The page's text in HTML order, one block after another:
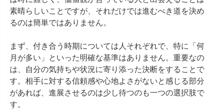
素晴らしいことですが、それだけでは進むべき道を決め
るのは簡単ではありません。
まず、付き合う時期については人それぞれで、特に「何
月が多い」といった明確な基準はありません。重要なの
は、自分の気持ちや状況に寄り添った決断をすることで
す。相手に対する信頼感や心地よさがないと感じる部分
があれば、進展させるのは少し待つのも一つの選択肢で
す。